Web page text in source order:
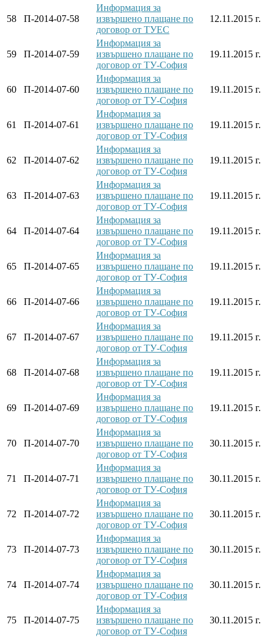
58 П-2014-07-58
Информация за
извършено плащане по
договор от ТУЕС
12.11.2015 г.
59 П-2014-07-59
Информация за
извършено плащане по
договор от ТУ-София
19.11.2015 г.
60 П-2014-07-60
Информация за
извършено плащане по
договор от ТУ-София
19.11.2015 г.
61 П-2014-07-61
Информация за
извършено плащане по
договор от ТУ-София
19.11.2015 г.
62 П-2014-07-62
Информация за
извършено плащане по
договор от ТУ-София
19.11.2015 г.
63 П-2014-07-63
Информация за
извършено плащане по
договор от ТУ-София
19.11.2015 г.
64 П-2014-07-64
Информация за
извършено плащане по
договор от ТУ-София
19.11.2015 г.
65 П-2014-07-65
Информация за
извършено плащане по
договор от ТУ-София
19.11.2015 г.
66 П-2014-07-66
Информация за
извършено плащане по
договор от ТУ-София
19.11.2015 г.
67 П-2014-07-67
Информация за
извършено плащане по
договор от ТУ-София
19.11.2015 г.
68 П-2014-07-68
Информация за
извършено плащане по
договор от ТУ-София
19.11.2015 г.
69 П-2014-07-69
Информация за
извършено плащане по
договор от ТУ-София
19.11.2015 г.
70 П-2014-07-70
Информация за
извършено плащане по
договор от ТУ-София
30.11.2015 г.
71 П-2014-07-71
Информация за
извършено плащане по
договор от ТУ-София
30.11.2015 г.
72 П-2014-07-72
Информация за
извършено плащане по
договор от ТУ-София
30.11.2015 г.
73 П-2014-07-73
Информация за
извършено плащане по
договор от ТУ-София
30.11.2015 г.
74 П-2014-07-74
Информация за
извършено плащане по
договор от ТУ-София
30.11.2015 г.
75 П-2014-07-75
Информация за
извършено плащане по
договор от ТУ-София
30.11.2015 г.